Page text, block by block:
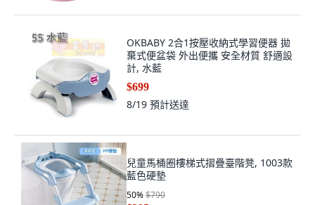
OKBABY 2合1按壓收納式學習便器 拋
棄式便盆袋 外出便攜 安全材質 舒適設
計, 水藍
$699
8/19 預計送達
兒童馬桶圈樓梯式摺疊臺階凳, 1003款
藍色硬墊
50%$790